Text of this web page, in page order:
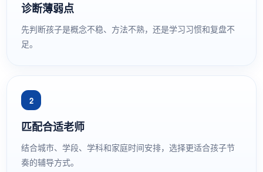
诊断薄弱点
先判断孩子是概念不稳、方法不熟，还是学习习惯和复盘不
足。
2
匹配合适老师
结合城市、学段、学科和家庭时间安排，选择更适合孩子节
奏的辅导方式。